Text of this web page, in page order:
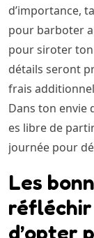
d’importance,
pour barboter
pour siroter ton
détails seront
frais
Dans ton envie
es libre de
journée pour
Les
d’opter